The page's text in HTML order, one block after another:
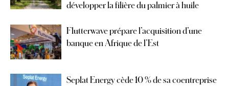
développer la filière du palmier à huile
Flutterwave prépare l’acquisition d’une
banque en Afrique de l’Est
Seplat Energy cède 10 % de sa coentreprise